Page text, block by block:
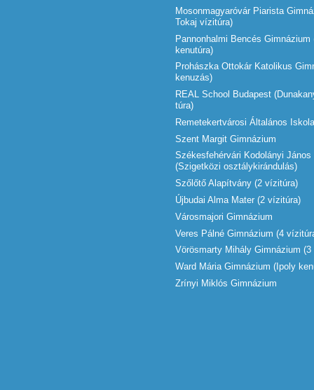
Mosonmagyaróvár Piarista
Tokaj vízitúra)
Pannonhalmi Bencés Gimnázium
kenutúra)
Prohászka Ottokár Katolikus
kenuzás)
REAL School Budapest
túra)
Remetekertvárosi Általános
Szent Margit Gimnázium
Székesfehérvári Kodolányi János
(Szigetközi osztálykirándulás)
Szőlőtő Alapítvány (2 vízitúra)
Újbudai Alma Mater (2 vízitúra)
Városmajori Gimnázium
Veres Pálné Gimnázium (4
Vörösmarty Mihály Gimnázium
Ward Mária Gimnázium (Ipoly
Zrínyi Miklós Gimnázium